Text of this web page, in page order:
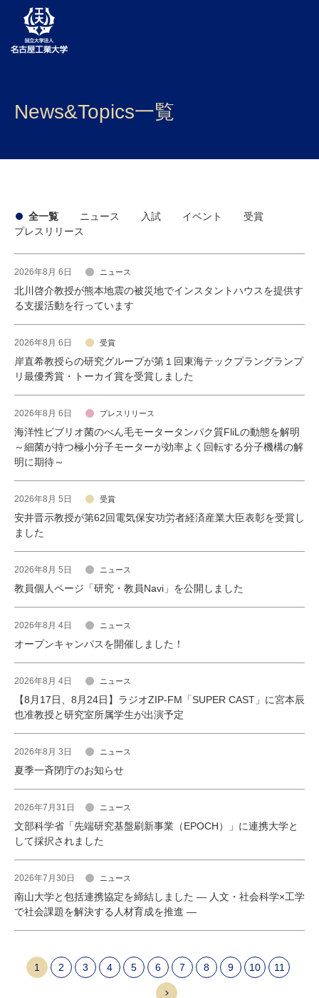
学部・大学院・センター
研究・産学官連携
国際交流
研究・教員Navi
受験生 在学生
企業・研究者
地域・一般
寄附のお願い
アクセス
キャンパスマップ お問い合わせ English 資料請求
News&Topics一覧
全一覧 ニュース 入試 イベント
受賞
プレスリリース
2026年8月 6日 ニュース
北川啓介教授が熊本地震の被災地でインスタントハウスを提供す
る支援活動を行っています
2026年8月 6日 受賞
岸直希教授らの研究グループが第１回東海テックプラングランプ
リ最優秀賞・トーカイ賞を受賞しました
2026年8月 6日 プレスリリース
海洋性ビブリオ菌のべん毛モータータンパク質FliLの動態を解明
～細菌が持つ極小分子モーターが効率よく回転する分子機構の解
明に期待～
2026年8月 5日 受賞
安井晋示教授が第62回電気保安功労者経済産業大臣表彰を受賞し
ました
2026年8月 5日 ニュース
教員個人ページ「研究・教員Navi」を公開しました
2026年8月 4日 ニュース
オープンキャンパスを開催しました！
2026年8月 4日 ニュース
【8月17日、8月24日】ラジオZIP-FM「SUPER CAST」に宮本辰
也准教授と研究室所属学生が出演予定
2026年8月 3日 ニュース
夏季一斉閉庁のお知らせ
2026年7月31日 ニュース
文部科学省「先端研究基盤刷新事業（EPOCH）」に連携大学と
して採択されました
2026年7月30日 ニュース
南山大学と包括連携協定を締結しました ― 人文・社会科学×工学
で社会課題を解決する人材育成を推進 ―
1 2 3 4 5 6 7 8 9 10 11